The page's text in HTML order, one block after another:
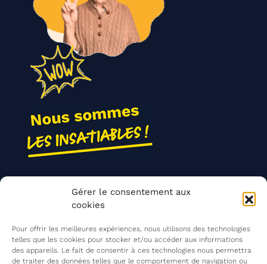
Gérer le consentement aux
cookies
Pour offrir les meilleures expériences, nous utilisons des technologies
telles que les cookies pour stocker et/ou accéder aux informations
des appareils. Le fait de consentir à ces technologies nous permettra
de traiter des données telles que le comportement de navigation ou
Agir ensemble